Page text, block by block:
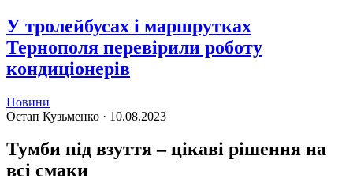
У тролейбусах і маршрутках
Тернополя перевірили роботу
кондиціонерів
Новини
Остап Кузьменко · 10.08.2023
Тумби під взуття – цікаві рішення на
всі смаки